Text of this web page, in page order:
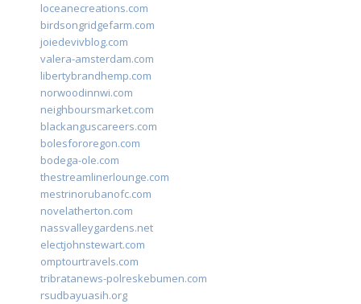
loceanecreations.com
birdsongridgefarm.com
joiedevivblog.com
valera-amsterdam.com
libertybrandhemp.com
norwoodinnwi.com
neighboursmarket.com
blackanguscareers.com
bolesfororegon.com
bodega-ole.com
thestreamlinerlounge.com
mestrinorubanofc.com
novelatherton.com
nassvalleygardens.net
electjohnstewart.com
omptourtravels.com
tribratanews-polreskebumen.com
rsudbayuasih.org